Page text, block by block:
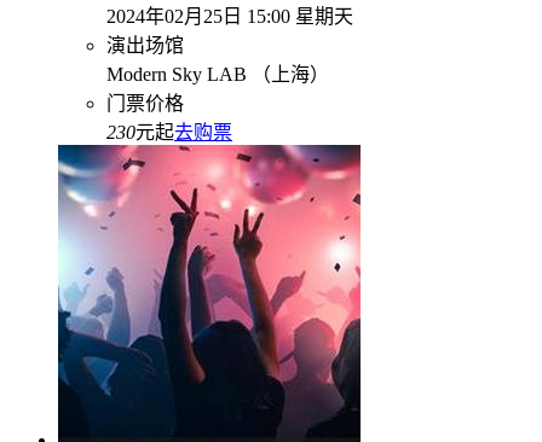
2024年02月25日 15:00 星期天
演出场馆
Modern Sky LAB （上海）
门票价格
230元起去购票